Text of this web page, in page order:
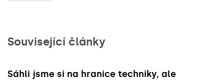
Související články
Sáhli jsme si na hranice techniky, ale